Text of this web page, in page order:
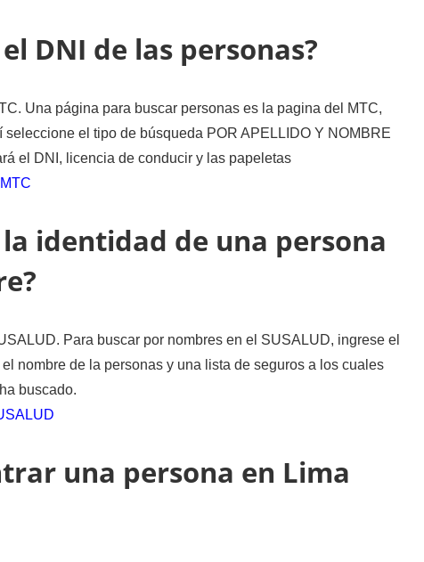
DNI de las personas?
Una página para buscar personas es la pagina del MTC,
seleccione el tipo de búsqueda POR APELLIDO Y NOMBRE
el DNI, licencia de conducir y las papeletas
la identidad de una persona
Para buscar por nombres en el SUSALUD, ingrese el
nombre de la personas y una lista de seguros a los cuales
buscado.
una persona en Lima